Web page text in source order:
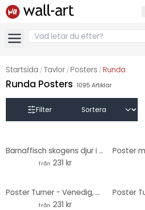
Startsida / Tavlor / Posters /Runda
Runda Posters 1095 Artiklar
Filter
Barnaffisch skogens djur i den gröna alpskogen - Kikki Belle - Rund
från 231 kr
Poster Turner - Venedig, Dogana och S. Giorgio Maggiore - Runda
från 231 kr